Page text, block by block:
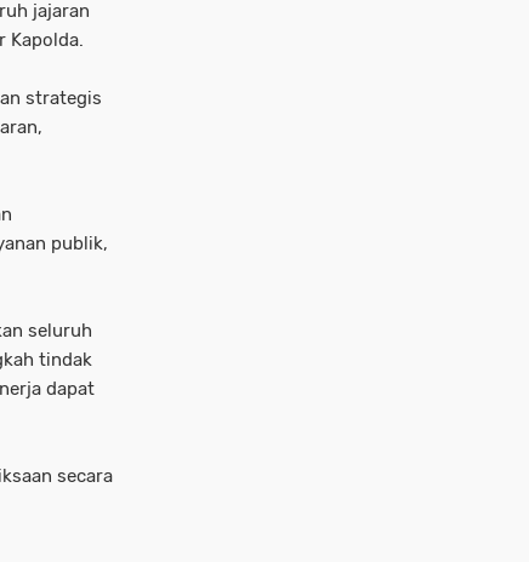
jajaran
Kapolda.
strategis
publik,
seluruh
tindak
dapat
secara